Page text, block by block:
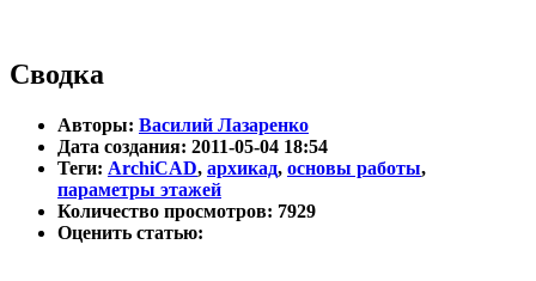
Сводка
Авторы: Василий Лазаренко
Дата создания: 2011-05-04 18:54
Теги: ArchiCAD, архикад, основы работы,
параметры этажей
Количество просмотров: 7929
Оценить статью: